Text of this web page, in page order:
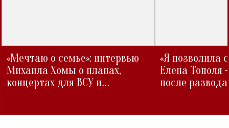
«Мечтаю о семье»: интервью
Михаила Хомы о планах,
концертах для ВСУ и
«Я позволила
Елена Тополя
после развода